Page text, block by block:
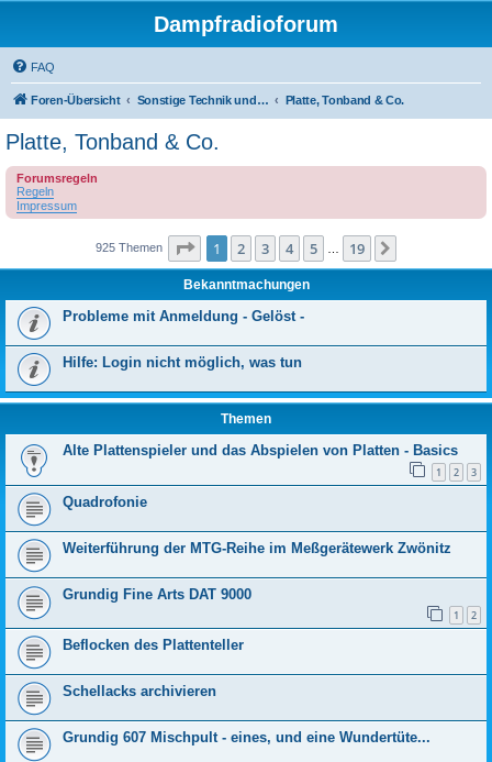
Dampfradioforum
FAQ
Foren-Übersicht Sonstige Technik und Unterhaltungselektronik Platte, Tonband & Co.
Platte, Tonband & Co.
Forumsregeln
Regeln
Impressum
925 Themen Seite 1von 19
1 2 3 4 5 19
Bekanntmachungen
Probleme mit Anmeldung - Gelöst -
Hilfe: Login nicht möglich, was tun
Themen
Alte Plattenspieler und das Abspielen von Platten - Basics
1 2 3
Quadrofonie
Weiterführung der MTG-Reihe im Meßgerätewerk Zwönitz
Grundig Fine Arts DAT 9000
1 2
Beflocken des Plattenteller
Schellacks archivieren
Grundig 607 Mischpult - eines, und eine Wundertüte...